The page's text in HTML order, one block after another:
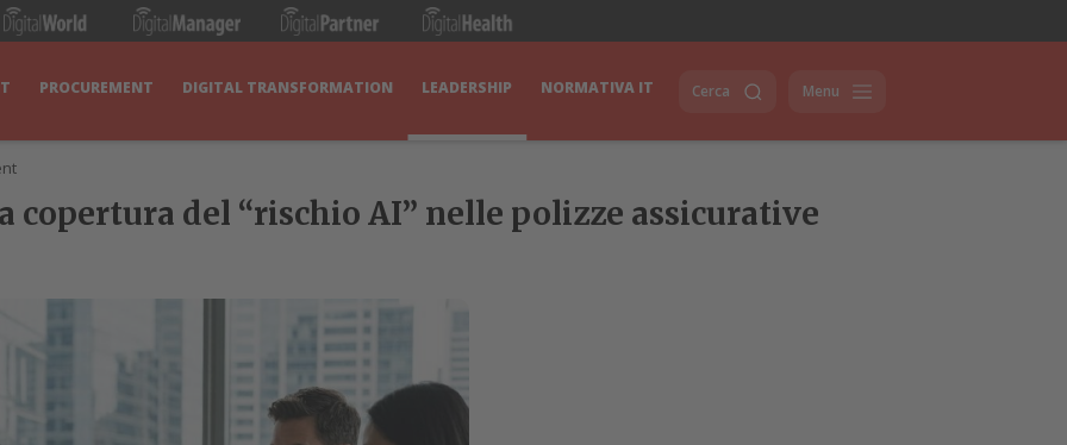
PROCUREMENT DIGITAL TRANSFORMATION LEADERSHIP NORMATIVA IT Cerca Menu
copertura del “rischio AI” nelle polizze assicurative